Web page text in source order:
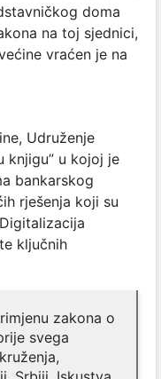
doma
na toj sjednici,
vraćen je na
Udruženje
knjigu” u kojoj je
bankarskog
rješenja koji su
ključnih
zakona o
svega